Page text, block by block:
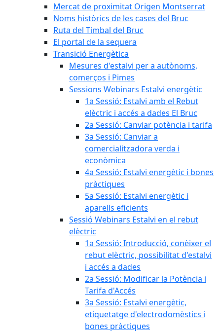
Mercat de proximitat Origen Montserrat
Noms històrics de les cases del Bruc
Ruta del Timbal del Bruc
El portal de la sequera
Transició Energètica
Mesures d'estalvi per a autònoms,
comerços i Pimes
Sessions Webinars Estalvi energètic
1a Sessió: Estalvi amb el Rebut
elèctric i accés a dades El Bruc
2a Sessió: Canviar potència i tarifa
3a Sessió: Canviar a
comercialitzadora verda i
econòmica
4a Sessió: Estalvi energètic i bones
pràctiques
5a Sessió: Estalvi energètic i
aparells eficients
Sessió Webinars Estalvi en el rebut
elèctric
1a Sessió: Introducció, conèixer el
rebut elèctric, possibilitat d'estalvi
i accés a dades
2a Sessió: Modificar la Potència i
Tarifa d'Accés
3a Sessió: Estalvi energètic,
etiquetatge d'electrodomèstics i
bones pràctiques